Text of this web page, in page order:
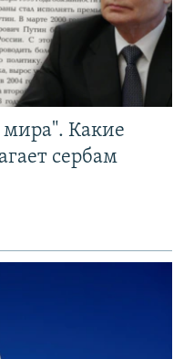
мира". Какие
сербам